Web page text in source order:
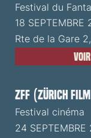
Festival du
18 SEPTEMBRE
Rte de la Gare
Voir
ZFF (Zürich
Festival cinéma
24 SEPTEMBRE